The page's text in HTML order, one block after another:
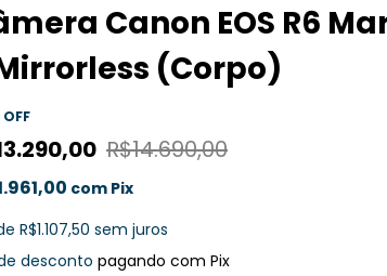
Canon EOS R6
(Corpo)
OFF
R$14.690,00
com Pix
R$1.107,50 sem juros
desconto pagando com Pix